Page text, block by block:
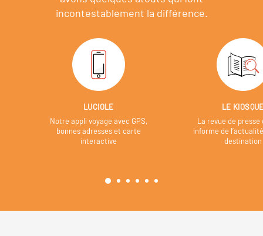
incontestablement la différence.
LUCIOLE
Notre appli voyage avec GPS,
bonnes adresses et carte
interactive
LE
La revue de presse
informe de
destination